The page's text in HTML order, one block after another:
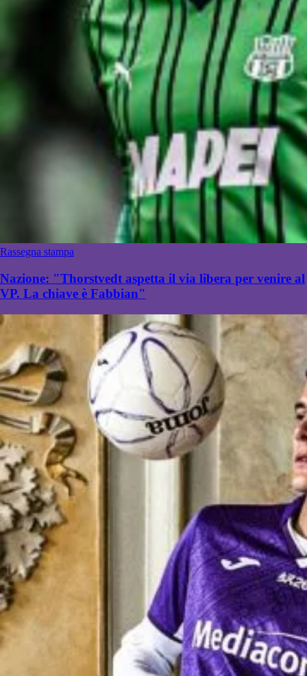
Rassegna stampa
Nazione: "Thorstvedt aspetta il via libera per venire al
VP. La chiave è Fabbian"